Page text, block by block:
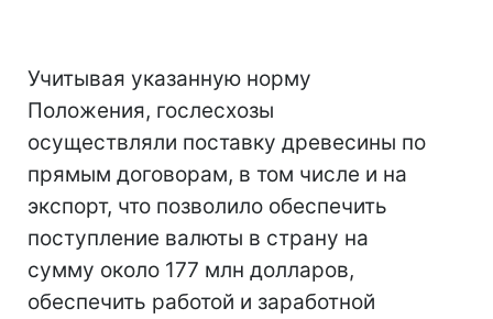
Учитывая указанную норму
Положения, гослесхозы
осуществляли поставку древесины по
прямым договорам, в том числе и на
экспорт, что позволило обеспечить
поступление валюты в страну на
сумму около 177 млн ​​долларов,
обеспечить работой и заработной